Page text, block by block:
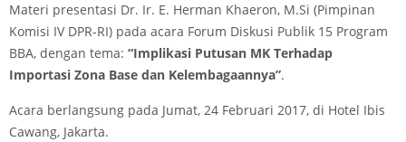
Materi presentasi Dr. Ir. E. Herman Khaeron, M.Si (Pimpinan
Komisi IV DPR-RI) pada acara Forum Diskusi Publik 15 Program
BBA, dengan tema: “Implikasi Putusan MK Terhadap
Importasi Zona Base dan Kelembagaannya”.
Acara berlangsung pada Jumat, 24 Februari 2017, di Hotel Ibis
Cawang, Jakarta.